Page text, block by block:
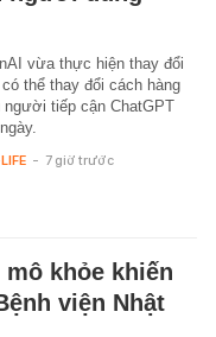
vừa thực hiện thay đổi
thể thay đổi cách hàng
người tiếp cận ChatGPT
- 7 giờ trước
khỏe khiến
viện Nhật